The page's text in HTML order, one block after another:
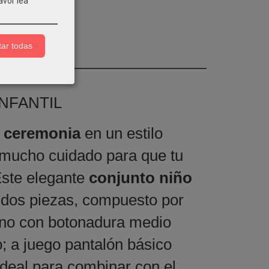
en un estilo
cuidado para que tu
elegante conjunto niño
piezas, compuesto por
con botonadura medio
a juego pantalón básico
todas